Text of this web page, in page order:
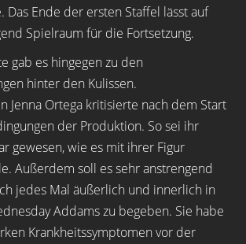
Das Ende der ersten Staffel lässt auf
Spielraum für die Fortsetzung.
gab es hingegen zu den
hinter den Kulissen.
Jenna Ortega kritisierte nach dem Start
der Produktion. So sei ihr
gewesen, wie es mit ihrer Figur
Außerdem soll es sehr anstrengend
jedes Mal äußerlich und innerlich in
Addams zu begeben. Sie habe
Krankheitssymptomen vor der